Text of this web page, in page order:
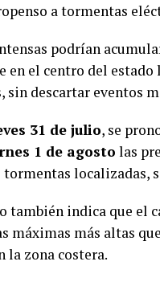
a tormentas
podrían
en el centro del
, sin descartar eventos
31 de julio, se
1 de agosto las
localizadas,
también indica que el
máximas más altas
la zona costera.